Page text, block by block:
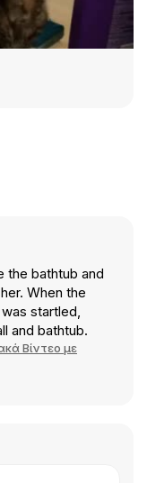
the bathtub and
When the
startled,
and bathtub.
Βίντεο με